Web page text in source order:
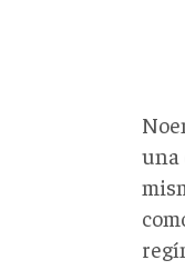
una